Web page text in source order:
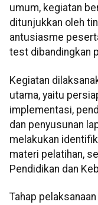
umum, kegiatan
ditunjukkan oleh
antusiasme
test dibandingkan
Kegiatan
utama, yaitu
implementasi,
dan penyusunan
melakukan
materi pelatihan,
Pendidikan dan
Tahap